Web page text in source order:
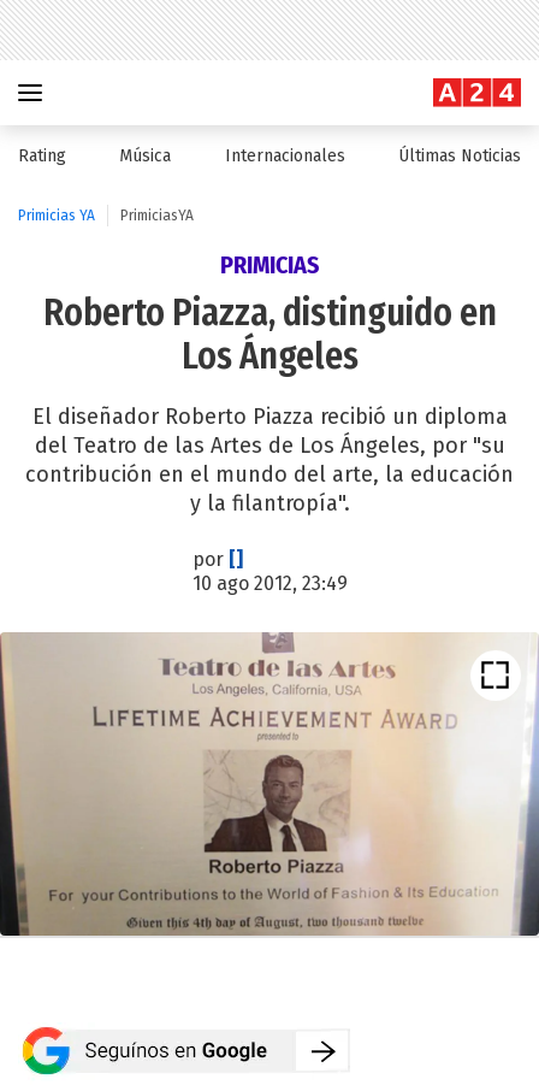
Rating Música Internacionales Últimas Noticias
Primicias YA PrimiciasYA
PRIMICIAS
Roberto Piazza, distinguido en
Los Ángeles
El diseñador Roberto Piazza recibió un diploma
del Teatro de las Artes de Los Ángeles, por "su
contribución en el mundo del arte, la educación
y la filantropía".
por []
10 ago 2012, 23:49